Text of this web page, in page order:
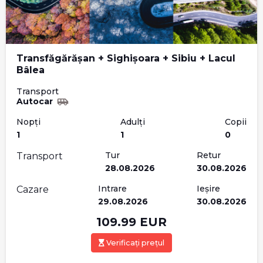
Transfăgărășan + Sighișoara + Sibiu + Lacul
Bâlea
Transport
Autocar
Nopți
1
Adulți
1
Copii
0
Transport
Tur
28.08.2026
Retur
30.08.2026
Cazare
Intrare
29.08.2026
Ieșire
30.08.2026
109.99 EUR
Verificați prețul